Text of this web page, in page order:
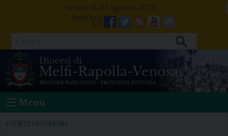
venerdì 07 agosto 2026
Facebook
Twitter
FeedsYoutube
Mail
Menu
EVENTI DIOCESANI